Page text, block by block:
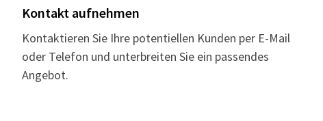
Kontakt aufnehmen
Kontaktieren Sie Ihre potentiellen Kunden per E-Mail
oder Telefon und unterbreiten Sie ein passendes
Angebot.